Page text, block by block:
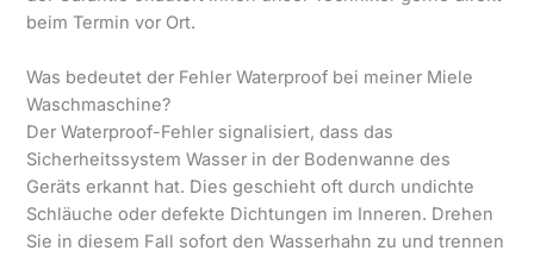
beim Termin vor Ort.
Was bedeutet der Fehler Waterproof bei meiner Miele
Waschmaschine?
Der Waterproof-Fehler signalisiert, dass das
Sicherheitssystem Wasser in der Bodenwanne des
Geräts erkannt hat. Dies geschieht oft durch undichte
Schläuche oder defekte Dichtungen im Inneren. Drehen
Sie in diesem Fall sofort den Wasserhahn zu und trennen